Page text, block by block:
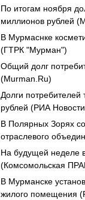
По итогам ноября
миллионов рублей
В Мурмаснке
(ГТРК "Мурман")
Общий долг
(Murman.Ru)
Долги
рублей (РИА
В Полярных Зорях
отраслевого
На будущей неделе
(Комсомольская
В Мурманске
жилого помещения